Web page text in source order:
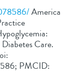
America
Care.
PMCID: